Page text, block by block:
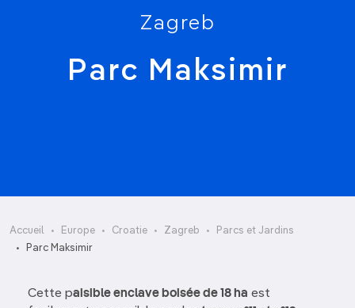
Zagreb
Parc Maksimir
Accueil Europe Croatie Zagreb
Parcs et Jardins
Parc Maksimir
Cette paisible enclave boisée de 18 ha est